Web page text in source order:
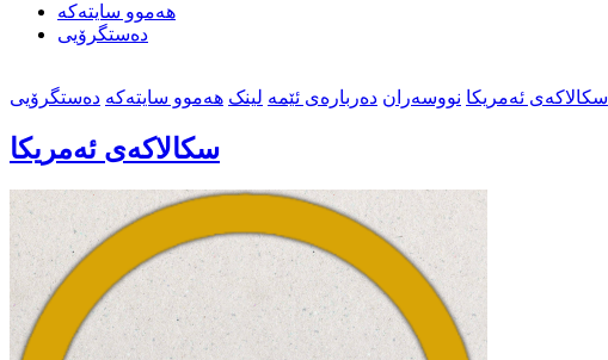
هەموو سایتەکە
دەستگرۆیی
سکالاکەی ئەمریکا نووسەران دەربارەی ئێمە لینک هەموو سایتەکە دەستگرۆیی
سکالاکەی ئەمریکا